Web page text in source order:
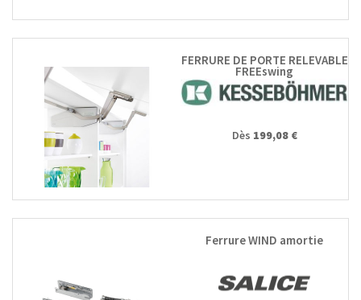
FERRURE DE PORTE RELEVABLE
FREEswing
Dès 199,08 €
Ferrure WIND amortie